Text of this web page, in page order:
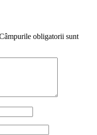
obligatorii sunt